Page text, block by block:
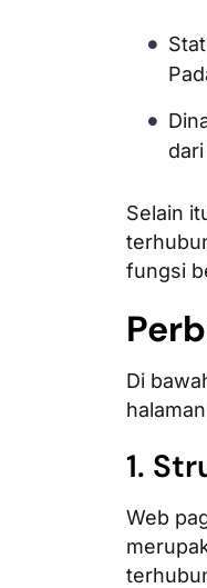
Selain
fungsi
Di
1.
Web